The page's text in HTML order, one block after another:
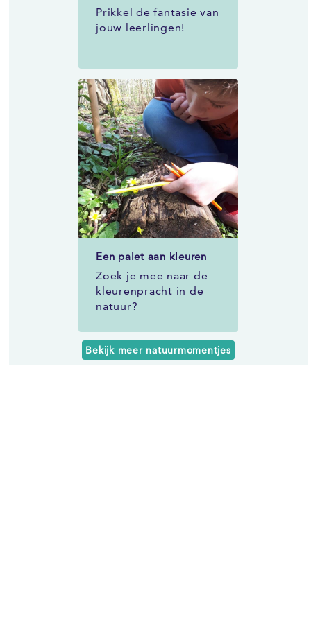
Prikkel de fantasie van
jouw leerlingen!
Een palet aan kleuren
Zoek je mee naar de
kleurenpracht in de
natuur?
Bekijk meer natuurmomentjes